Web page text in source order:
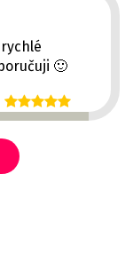
dodání...prostě super 👍 Doporučuji 🙂